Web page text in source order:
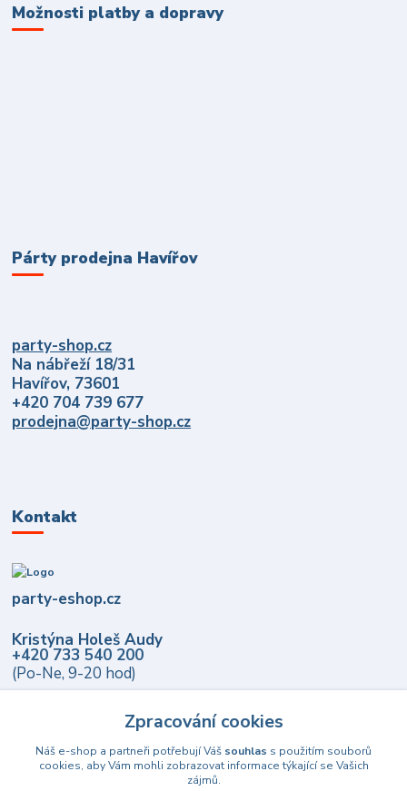
Možnosti platby a dopravy
Párty prodejna Havířov
party-shop.cz
Na nábřeží 18/31
Havířov, 73601
+420 704 739 677
prodejna@party-shop.cz
Kontakt
party-eshop.cz
Kristýna Holeš Audy
+420 733 540 200
(Po-Ne, 9-20 hod)
Zpracování cookies
Náš e-shop a partneři potřebují Váš souhlas s použitím souborů
cookies, aby Vám mohli zobrazovat informace týkající se Vašich
zájmů.